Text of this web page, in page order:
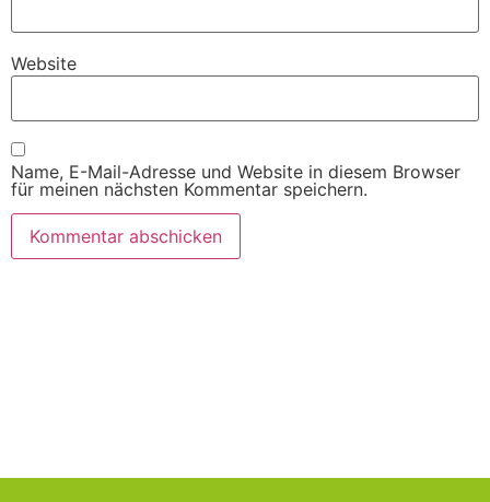
Website
Name, E-Mail-Adresse und Website in diesem Browser
für meinen nächsten Kommentar speichern.